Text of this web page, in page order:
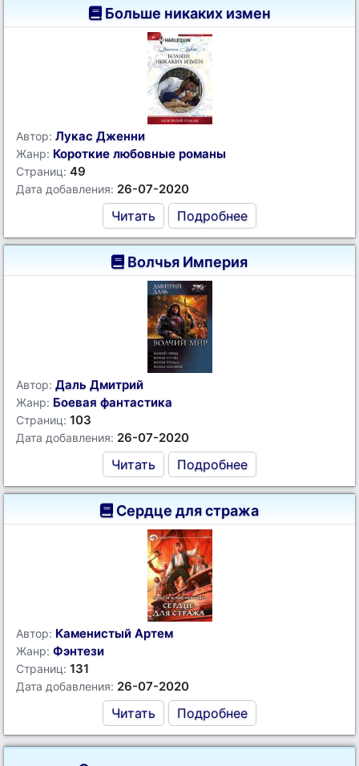
Больше никаких измен
Автор: Лукас Дженни
Жанр: Короткие любовные романы
Страниц: 49
Дата добавления: 26-07-2020
Читать Подробнее
Волчья Империя
Автор: Даль Дмитрий
Жанр: Боевая фантастика
Страниц: 103
Дата добавления: 26-07-2020
Читать Подробнее
Сердце для стража
Автор: Каменистый Артем
Жанр: Фэнтези
Страниц: 131
Дата добавления: 26-07-2020
Читать Подробнее